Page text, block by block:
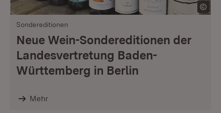
Sondereditionen
Neue Wein-Sondereditionen der
Landesvertretung Baden-
Württemberg in Berlin
Mehr